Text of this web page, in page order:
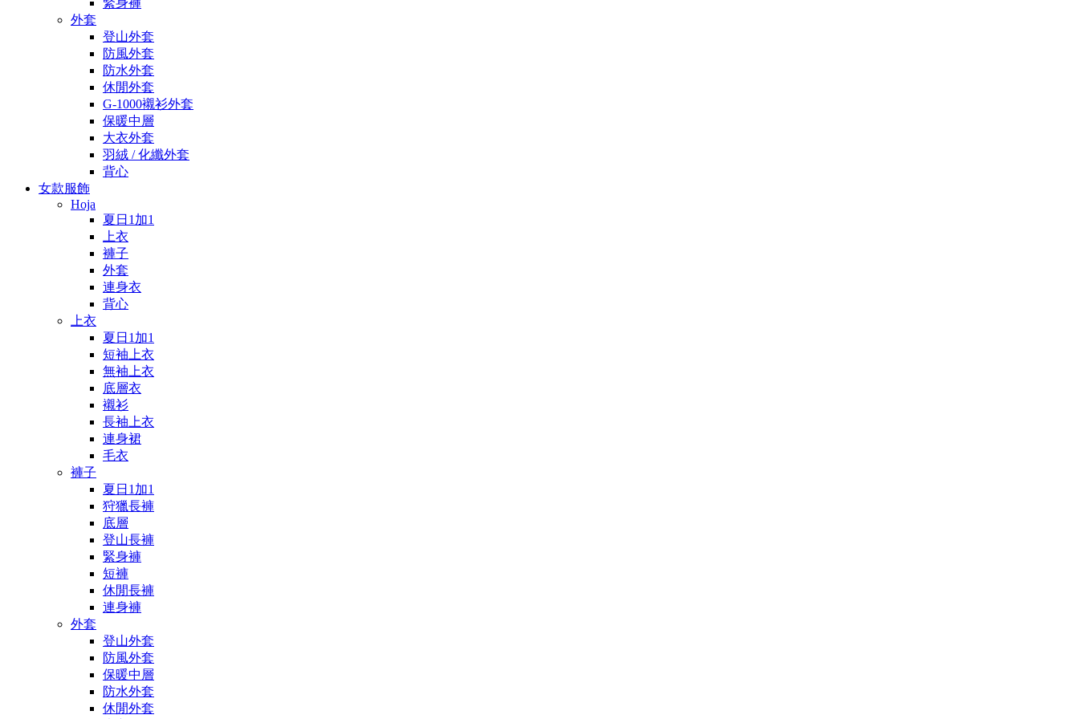
緊身褲
外套
登山外套
防風外套
防水外套
休閒外套
G-1000襯衫外套
保暖中層
大衣外套
羽絨 / 化纖外套
背心
女款服飾
Hoja
夏日1加1
上衣
褲子
外套
連身衣
背心
上衣
夏日1加1
短袖上衣
無袖上衣
底層衣
襯衫
長袖上衣
連身裙
毛衣
褲子
夏日1加1
狩獵長褲
底層
登山長褲
緊身褲
短褲
休閒長褲
連身褲
外套
登山外套
防風外套
保暖中層
防水外套
休閒外套